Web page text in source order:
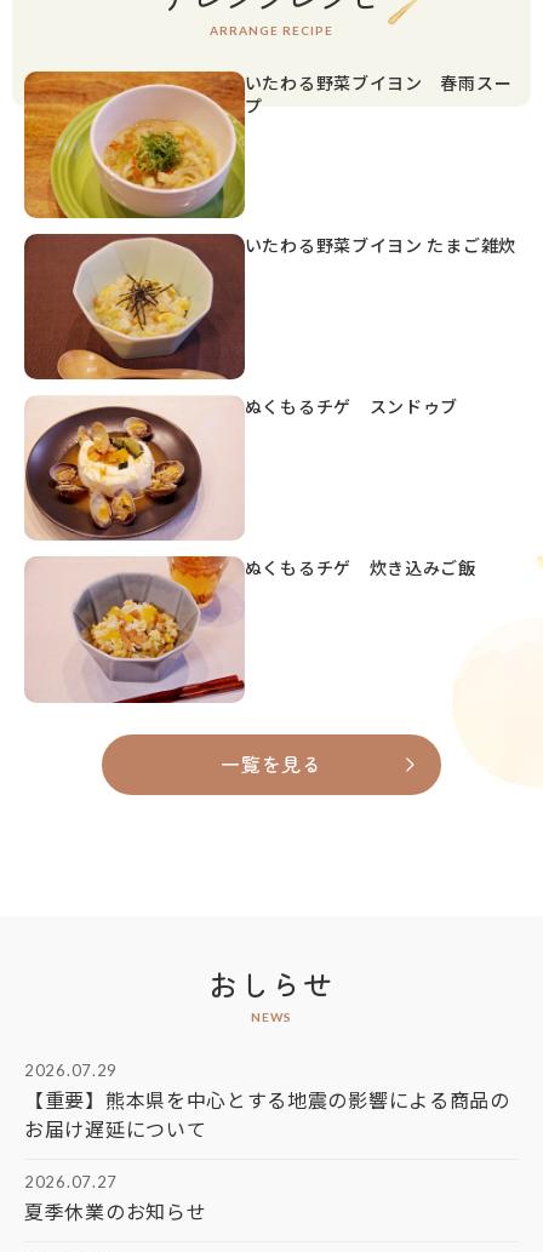
ARRANGE RECIPE
いたわる野菜ブイヨン 春雨スー
プ
いたわる野菜ブイヨン たまご雑炊
ぬくもるチゲ スンドゥブ
ぬくもるチゲ 炊き込みご飯
一覧を見る
おしらせ
NEWS
2026.07.29
【重要】熊本県を中心とする地震の影響による商品の
お届け遅延について
2026.07.27
夏季休業のお知らせ